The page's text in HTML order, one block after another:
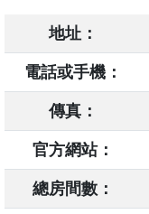
地址：
電話或手機：
傳真：
官方網站：
總房間數：